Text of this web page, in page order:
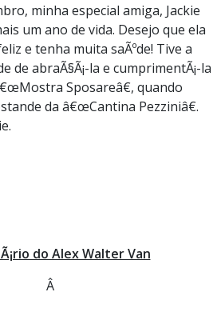
minha especial amiga, Jackie
um ano de vida. Desejo que ela
e tenha muita saÃºde! Tive a
de abraÃ§Ã¡-la e cumprimentÃ¡-la
Sposareâ€, quando
da â€œCantina Pezziniâ€.
do Alex Walter Van
Â